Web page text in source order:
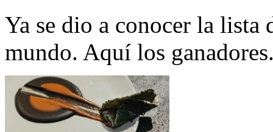
Ya se dio a conocer la lista
mundo. Aquí los